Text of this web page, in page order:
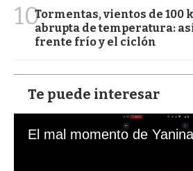
10Tormentas, vientos de 100
abrupta de temperatura:
frente frío y el ciclón
Te puede interesar